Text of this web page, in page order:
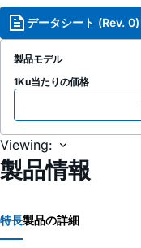
データシート (Rev. 0)
製品モデル
1Ku当たりの価格
Viewing:
製品情報
特長製品の詳細